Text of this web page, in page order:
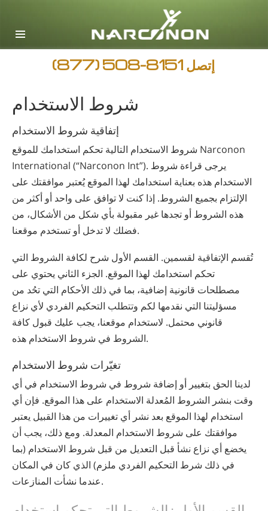
Arabic
جميع المناطق / اللغات
إتصل(877) 508-8151
شروط الاستخدام
إتفاقية شروط الاستخدام
شروط الاستخدام التالية تحكم استخدامك للموقع Narconon
International (“Narconon Int”). يرجى قراءة شروط
الاستخدام هذه بعناية استخدامك لهذا الموقع يُعتبر موافقتك على
الإلتزام بجميع الشروط. إذا كنت لا توافق على واحد أو أكثر من
هذه الشروط أو تجدها غير مقبولة بأي شكل من الأشكال، من
فضلك لا تدخل أو تستخدم موقعنا.
تُقسم الإتفاقية لقسمين. القسم الأول شرح لكافة الشروط التي
تحكم استخدامك لهذا الموقع. الجزء الثاني يحتوي على
مصطلحات قانونية إضافية، بما في ذلك الأحكام التي تحُد من
مسؤليتنا التي نقدمها لكم وتتطلب التحكيم الفردي لأي نزاع
قانوني محتمل. لاستخدام موقعنا، يجب عليك قبول كافة
الشروط في شروط الاستخدام هذه.
تغيّرات شروط الاستخدام
لدينا الحق بتغيير أو إضافة شروط في شروط الاستخدام في أي
وقت بنشر الشروط المُعدلة الاستخدام على هذا الموقع. فإن أي
استخدام لهذا الموقع بعد نشر أي تغييرات من هذا القبيل يعتبر
موافقتك على شروط الاستخدام المعدلة. ومع ذلك، يجب أن
يخضع أي نزاع نشأ قبل التعديل من قبل شروط الاستخدام (بما
في ذلك شرط التحكيم الفردي ملزم) الذي كان في المكان
عندما نشأت المنازعات.